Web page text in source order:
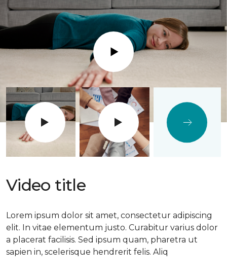
Play
Video title
Lorem ipsum dolor sit amet, consectetur adipiscing
elit. In vitae elementum justo. Curabitur varius dolor
a placerat facilisis. Sed ipsum quam, pharetra ut
sapien in, scelerisque hendrerit felis. Aliq